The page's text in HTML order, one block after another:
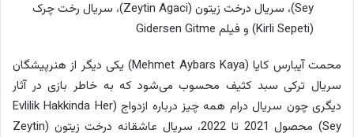
Sey)، سریال درخت زیتون (Zeytin Agaci)، سریال رخت چرک
(Kirli Sepeti) و فیلم Gidersen Gitme
محمت آیبارس کایا (Mehmet Aybars Kaya) یکی دیگر از هنرپیشگان
سریال ترکی سبد کثیف محسوب می‌شود که به خاطر بازی در آثار
دیگری چون سریال درام همه چیز درباره ازدواج (Evlilik Hakkinda Her
Sey) محصول 2021 تا 2022، سریال عاشقانه درخت زیتون (Zeytin